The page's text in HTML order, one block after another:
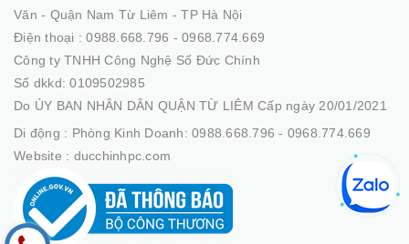
Văn - Quận Nam Từ Liêm - TP Hà Nội
Điện thoại :0988.668.796 - 0968.774.669
Công ty TNHH Công Nghệ Số Đức Chính
Số dkkd: 0109502985
Do ỦY BAN NHÂN DÂN QUẬN TỪ LIÊM Cấp ngày 20/01/2021
Di động : Phòng Kinh Doanh: 0988.668.796 - 0968.774.669
Website : ducchinhpc.com